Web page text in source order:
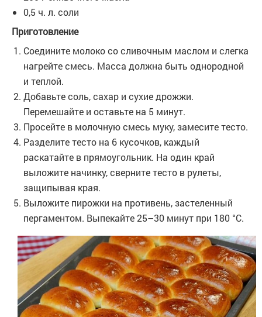
0,5 ч. л. соли
Приготовление
Соедините молоко со сливочным маслом и слегка
нагрейте смесь. Масса должна быть однородной
и теплой.
Добавьте соль, сахар и сухие дрожжи.
Перемешайте и оставьте на 5 минут.
Просейте в молочную смесь муку, замесите тесто.
Разделите тесто на 6 кусочков, каждый
раскатайте в прямоугольник. На один край
выложите начинку, сверните тесто в рулеты,
защипывая края.
Выложите пирожки на противень, застеленный
пергаментом. Выпекайте 25–30 минут при 180 °С.